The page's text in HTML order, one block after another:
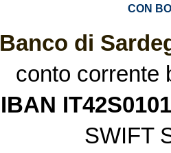
CON
Banco di
conto corrente
IBAN
SWIFT